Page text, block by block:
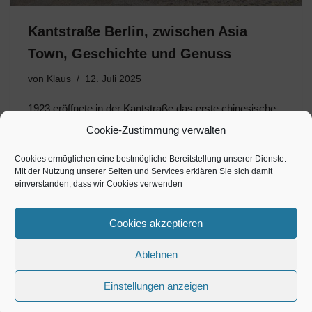
Cookie-Zustimmung verwalten
Cookies ermöglichen eine bestmögliche Bereitstellung unserer Dienste.
Mit der Nutzung unserer Seiten und Services erklären Sie sich damit
einverstanden, dass wir Cookies verwenden
Cookies akzeptieren
Ablehnen
Einstellungen anzeigen
Kantstraße Berlin, zwischen Asia
Town, Geschichte und Genuss
von Klaus 12. Juli 2025
1923 eröffnete in der Kantstraße das erste chinesische
Restaurant Deutschlands! Wer durch Berlin-
Die Kantstraße ist keine Straße wie jede andere. Sie ist
Bühne und Spiegelbild, Schmelztiegel und Zeitmaschine.
Zwischen…